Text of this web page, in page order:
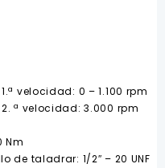
velocidad: 0 – 1.100 rpm
ª velocidad: 3.000 rpm
Nm
de taladrar: 1/2″ – 20 UNF